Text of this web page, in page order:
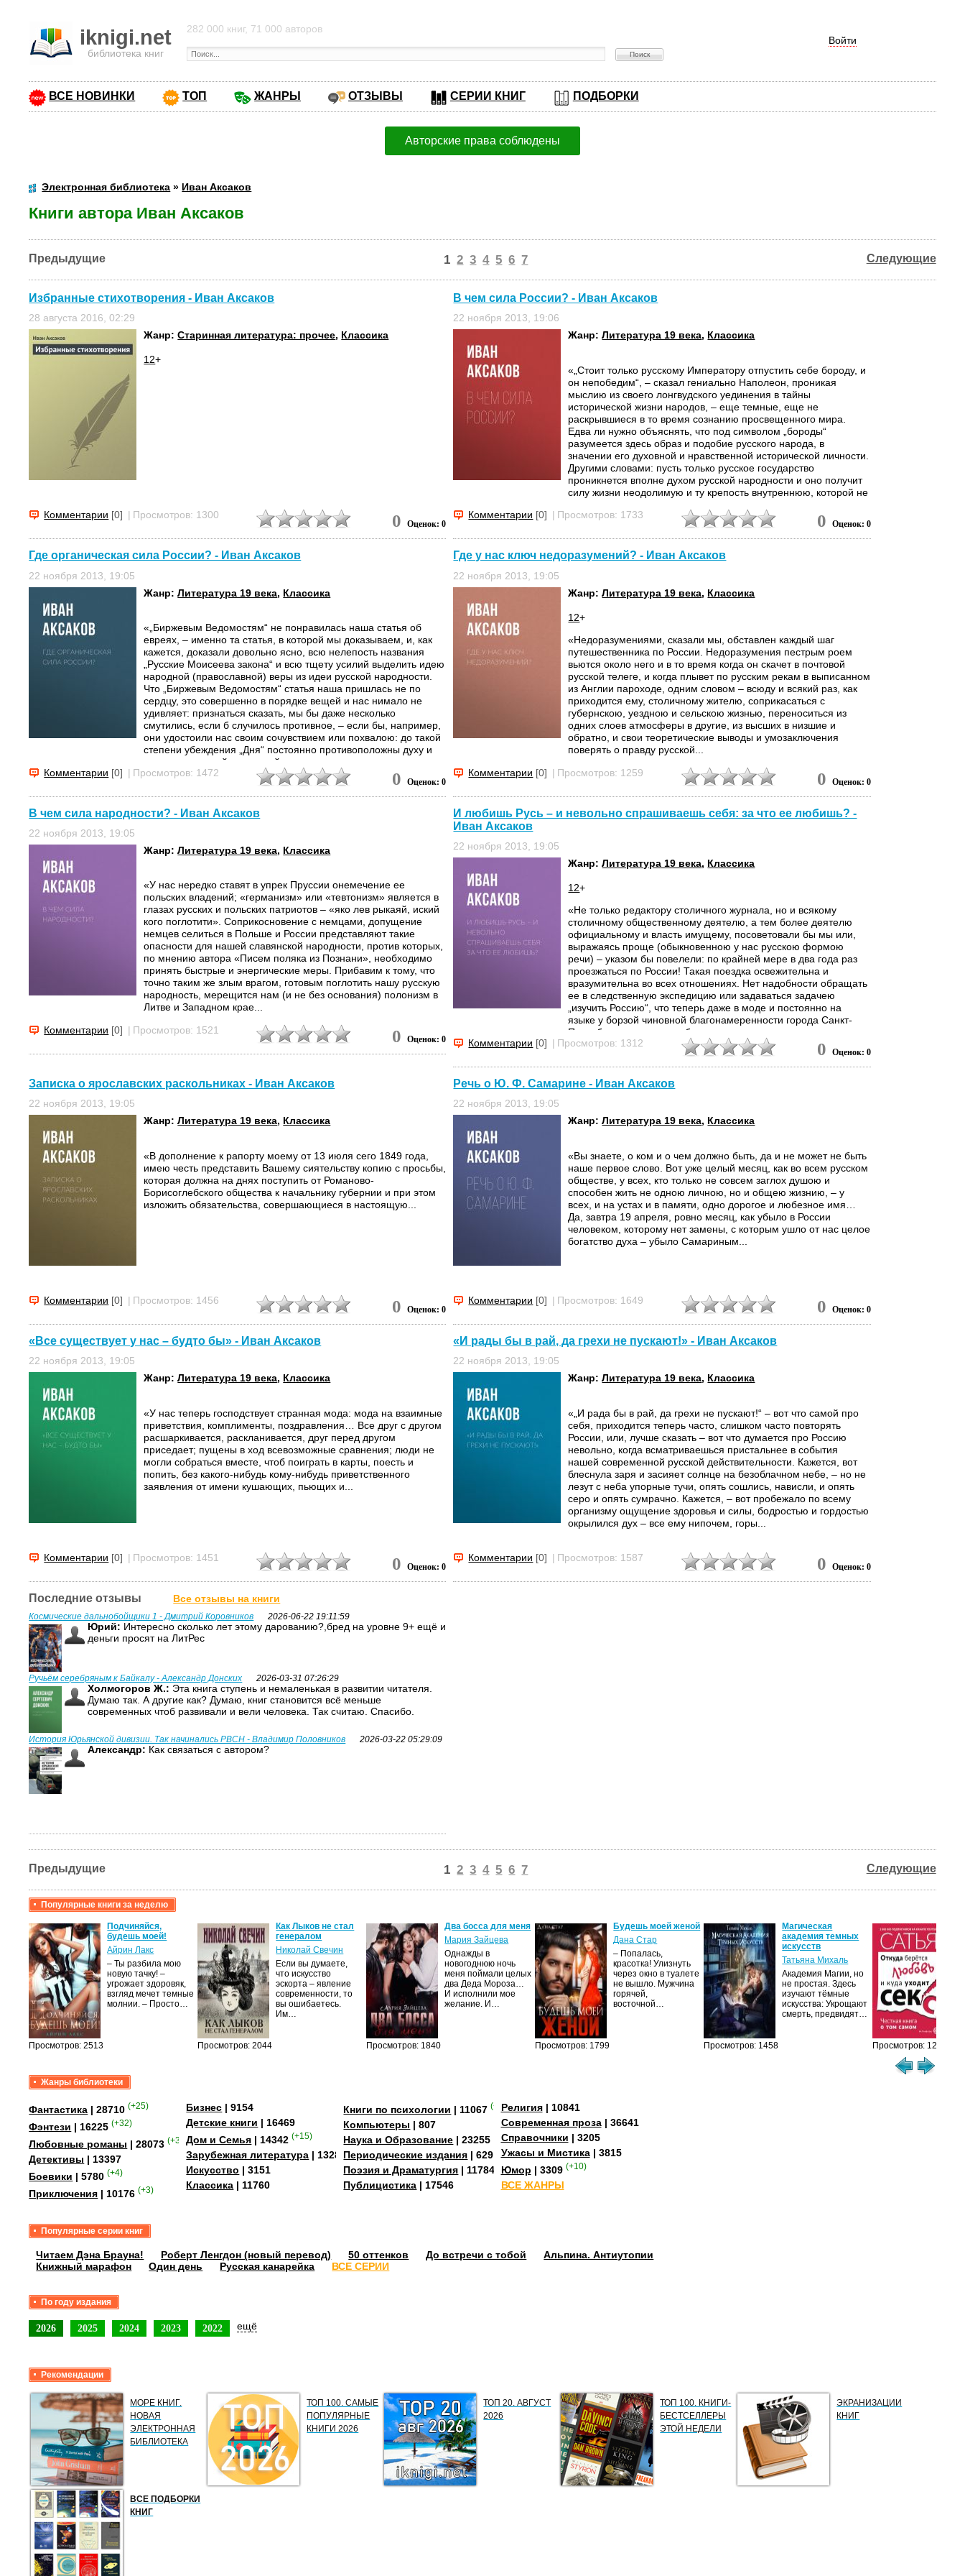
iknigi.net
библиотека книг
Войти
282 000 книг, 71 000 авторов
ВСЕ НОВИНКИ ТОП ЖАНРЫ ОТЗЫВЫ СЕРИИ КНИГ ПОДБОРКИ
Авторские права соблюдены
Электронная библиотека » Иван Аксаков
Книги автора Иван Аксаков
Предыдущие Следующие
1 2 3 4 5 6 7
Избранные стихотворения - Иван Аксаков
28 августа 2016, 02:29
Жанр:Старинная литература: прочее, Классика
12+
Комментарии [0] | Просмотров: 1300 0 Оценок: 0
В чем сила России? - Иван Аксаков
22 ноября 2013, 19:06
Жанр:Литература 19 века, Классика
«„Стоит только русскому Императору отпустить себе бороду, и
он непобедим“, – сказал гениально Наполеон, проникая
мыслию из своего лонгвудского уединения в тайны
исторической жизни народов, – еще темные, еще не
раскрывшиеся в то время сознанию просвещенного мира.
Едва ли нужно объяснять, что под символом „бороды“
разумеется здесь образ и подобие русского народа, в
значении его духовной и нравственной исторической личности.
Другими словами: пусть только русское государство
проникнется вполне духом русской народности и оно получит
силу жизни неодолимую и ту крепость внутреннюю, которой не
Комментарии [0] | Просмотров: 1733 0 Оценок: 0
Где органическая сила России? - Иван Аксаков
22 ноября 2013, 19:05
Жанр:Литература 19 века, Классика
«„Биржевым Ведомостям“ не понравилась наша статья об
евреях, – именно та статья, в которой мы доказываем, и, как
кажется, доказали довольно ясно, всю нелепость названия
„Русские Моисеева закона“ и всю тщету усилий выделить идею
народной (православной) веры из идеи русской народности.
Что „Биржевым Ведомостям“ статья наша пришлась не по
сердцу, это совершенно в порядке вещей и нас нимало не
удивляет: признаться сказать, мы бы даже несколько
смутились, если б случилось противное, – если бы, например,
они удостоили нас своим сочувствием или похвалою: до такой
степени убеждения „Дня“ постоянно противоположны духу и
направлению сей почтенной...
Комментарии [0] | Просмотров: 1472 0 Оценок: 0
Где у нас ключ недоразумений? - Иван Аксаков
22 ноября 2013, 19:05
Жанр:Литература 19 века, Классика
12+
«Недоразумениями, сказали мы, обставлен каждый шаг
путешественника по России. Недоразумения пестрым роем
вьются около него и в то время когда он скачет в почтовой
русской телеге, и когда плывет по русским рекам в выписанном
из Англии пароходе, одним словом – всюду и всякий раз, как
приходится ему, столичному жителю, соприкасаться с
губернскою, уездною и сельскою жизнью, переноситься из
одних слоев атмосферы в другие, из высших в низшие и
обратно, и свои теоретические выводы и умозаключения
поверять о правду русской...
Комментарии [0] | Просмотров: 1259 0 Оценок: 0
В чем сила народности? - Иван Аксаков
22 ноября 2013, 19:05
Жанр:Литература 19 века, Классика
«У нас нередко ставят в упрек Пруссии онемечение ее
польских владений; «германизм» или «тевтонизм» является в
глазах русских и польских патриотов – «яко лев рыкаяй, иский
кого поглотити». Соприкосновение с немцами, допущение
немцев селиться в Польше и России представляют такие
опасности для нашей славянской народности, против которых,
по мнению автора «Писем поляка из Познани», необходимо
принять быстрые и энергические меры. Прибавим к тому, что
точно таким же злым врагом, готовым поглотить нашу русскую
народность, мерещится нам (и не без основания) полонизм в
Литве и Западном крае...
Комментарии [0] | Просмотров: 1521 0 Оценок: 0
И любишь Русь – и невольно спрашиваешь себя: за что ее любишь? -
Иван Аксаков
22 ноября 2013, 19:05
Жанр:Литература 19 века, Классика
12+
«Не только редактору столичного журнала, но и всякому
столичному общественному деятелю, а тем более деятелю
официальному и власть имущему, посоветовали бы мы или,
выражаясь проще (обыкновенною у нас русскою формою
речи) – указом бы повелели: по крайней мере в два года раз
проезжаться по России! Такая поездка освежительна и
вразумительна во всех отношениях. Нет надобности обращать
ее в следственную экспедицию или задаваться задачею
„изучить Россию“, что теперь даже в моде и постоянно на
языке у борзой чиновной благонамеренности города Санкт-
Петербурга, которая воображает, что, прокатившись по двум-
трем провинциям, она, a la Цезарь, пришла, увидела,
Комментарии [0] | Просмотров: 1312 0 Оценок: 0
Записка о ярославских раскольниках - Иван Аксаков
22 ноября 2013, 19:05
Жанр:Литература 19 века, Классика
«В дополнение к рапорту моему от 13 июля сего 1849 года,
имею честь представить Вашему сиятельству копию с просьбы,
которая должна на днях поступить от Романово-
Борисоглебского общества к начальнику губернии и при этом
изложить обязательства, совершающиеся в настоящую...
Комментарии [0] | Просмотров: 1456 0 Оценок: 0
Речь о Ю. Ф. Самарине - Иван Аксаков
22 ноября 2013, 19:05
Жанр:Литература 19 века, Классика
«Вы знаете, о ком и о чем должно быть, да и не может не быть
наше первое слово. Вот уже целый месяц, как во всем русском
обществе, у всех, кто только не совсем заглох душою и
способен жить не одною личною, но и общею жизнию, – у
всех, и на устах и в памяти, одно дорогое и любезное имя…
Да, завтра 19 апреля, ровно месяц, как убыло в России
человеком, которому нет замены, с которым ушло от нас целое
богатство духа – убыло Самариным...
Комментарии [0] | Просмотров: 1649 0 Оценок: 0
«Все существует у нас – будто бы» - Иван Аксаков
22 ноября 2013, 19:05
Жанр:Литература 19 века, Классика
«У нас теперь господствует странная мода: мода на взаимные
приветствия, комплименты, поздравления… Все друг с другом
расшаркивается, раскланивается, друг перед другом
приседает; пущены в ход всевозможные сравнения; люди не
могли собраться вместе, чтоб поиграть в карты, поесть и
попить, без какого-нибудь кому-нибудь приветственного
заявления от имени кушающих, пьющих и...
Комментарии [0] | Просмотров: 1451 0 Оценок: 0
«И рады бы в рай, да грехи не пускают!» - Иван Аксаков
22 ноября 2013, 19:05
Жанр:Литература 19 века, Классика
«„И рада бы в рай, да грехи не пускают!“ – вот что самой про
себя, приходится теперь часто, слишком часто повторять
России, или, лучше сказать – вот что думается про Россию
невольно, когда всматриваешься пристальнее в события
нашей современной русской действительности. Кажется, вот
блеснула заря и засияет солнце на безоблачном небе, – но не
лезут с неба упорные тучи, опять сошлись, нависли, и опять
серо и опять сумрачно. Кажется, – вот пробежало по всему
организму ощущение здоровья и силы, бодростью и гордостью
окрылился дух – все ему нипочем, горы...
Комментарии [0] | Просмотров: 1587 0 Оценок: 0
Последние отзывы Все отзывы на книги
Космические дальнобойщики 1 - Дмитрий Коровников 2026-06-22 19:11:59
Юрий: Интересно сколько лет этому дарованию?,бред на уровне 9+ ещё и
деньги просят на ЛитРес
Ручьём серебряным к Байкалу - Александр Донских 2026-03-31 07:26:29
Холмогоров Ж.: Эта книга ступень и немаленькая в развитии читателя.
Думаю так. А другие как? Думаю, книг становится всё меньше
современных чтоб развивали и вели человека. Так считаю. Спасибо.
История Юрьянской дивизии. Так начинались РВСН - Владимир Половников 2026-03-22 05:29:09
Александр: Как связаться с автором?
Предыдущие Следующие
1 2 3 4 5 6 7
Популярные книги за неделю
Просмотров: 2513
Подчиняйся,
будешь моей!
Айрин Лакс
– Ты разбила мою
новую тачку! –
угрожает здоровяк,
взгляд мечет темные
молнии. – Просто…
Просмотров: 2044
Как Лыков не стал
генералом
Николай Свечин
Если вы думаете,
что искусство
эскорта – явление
современности, то
вы ошибаетесь.
Им…
Просмотров: 1840
Два босса для меня
Мария Зайцева
Однажды в
новогоднюю ночь
меня поймали целых
два Деда Мороза…
И исполнили мое
желание. И…
Просмотров: 1799
Будешь моей женой
Дана Стар
– Попалась,
красотка! Улизнуть
через окно в туалете
не вышло. Мужчина
горячей,
восточной…
Просмотров: 1458
Магическая
академия темных
искусств
Татьяна Михаль
Академия Магии, но
не простая. Здесь
изучают тёмные
искусства: Укрощают
смерть, предвидят…
Просмотров: 1210
Жанры библиотеки
Фантастика | 28710 (+25)
Фэнтези | 16225 (+32)
Любовные романы | 28073 (+349)
Детективы | 13397
Боевики | 5780 (+4)
Приключения | 10176 (+3)
Бизнес | 9154
Детские книги | 16469
Дом и Семья | 14342 (+15)
Зарубежная литература | 13284
Искусство | 3151
Классика | 11760
Книги по психологии | 11067 (+4)
Компьютеры | 807
Наука и Образование | 23255
Периодические издания | 629
Поэзия и Драматургия | 11784
Публицистика | 17546
Религия| 10841
Современная проза| 36641
Справочники | 3205
Ужасы и Мистика| 3815
Юмор | 3309 (+10)
ВСЕ ЖАНРЫ
Популярные серии книг
Читаем Дэна Брауна! Роберт Ленгдон (новый перевод) 50 оттенков До встречи с тобой
Альпина. Антиутопии
Книжный марафон
Один день Русская канарейка ВСЕ СЕРИИ
По году издания
2026 2025 2024 2023 2022 ещё
Рекомендации
МОРЕ КНИГ.
НОВАЯ
ЭЛЕКТРОННАЯ
БИБЛИОТЕКА
ТОП 100. САМЫЕ
ПОПУЛЯРНЫЕ
КНИГИ 2026
ТОП 20. АВГУСТ
2026
ТОП 100. КНИГИ-
БЕСТСЕЛЛЕРЫ
ЭТОЙ НЕДЕЛИ
ЭКРАНИЗАЦИИ
КНИГ
ВСЕ ПОДБОРКИ
КНИГ